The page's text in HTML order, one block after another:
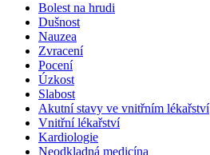
Bolest na hrudi
Dušnost
Nauzea
Zvracení
Pocení
Úzkost
Slabost
Akutní stavy ve vnitřním lékařství
Vnitřní lékařství
Kardiologie
Neodkladná medicína